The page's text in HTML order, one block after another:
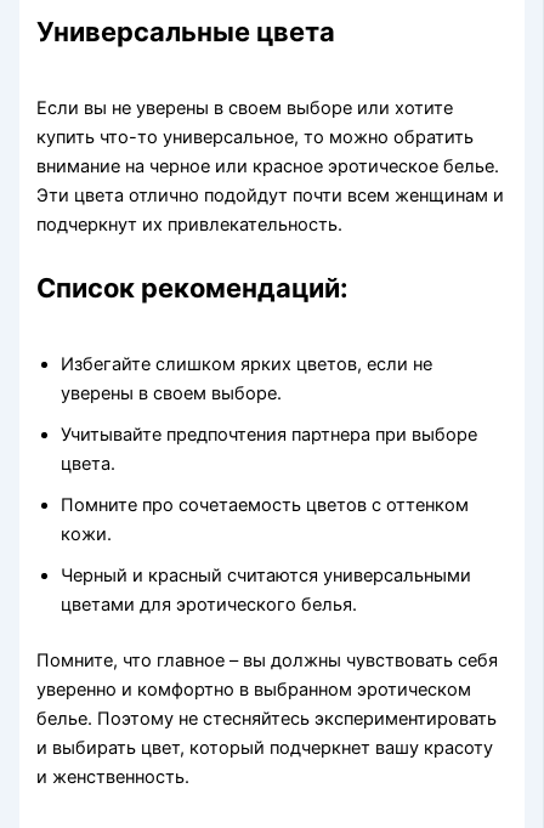
Универсальные цвета
Если вы не уверены в своем выборе или хотите
купить что-то универсальное, то можно обратить
внимание на черное или красное эротическое белье.
Эти цвета отлично подойдут почти всем женщинам и
подчеркнут их привлекательность.
Список рекомендаций:
Избегайте слишком ярких цветов, если не
уверены в своем выборе.
Учитывайте предпочтения партнера при выборе
цвета.
Помните про сочетаемость цветов с оттенком
кожи.
Черный и красный считаются универсальными
цветами для эротического белья.
Помните, что главное – вы должны чувствовать себя
уверенно и комфортно в выбранном эротическом
белье. Поэтому не стесняйтесь экспериментировать
и выбирать цвет, который подчеркнет вашу красоту
и женственность.